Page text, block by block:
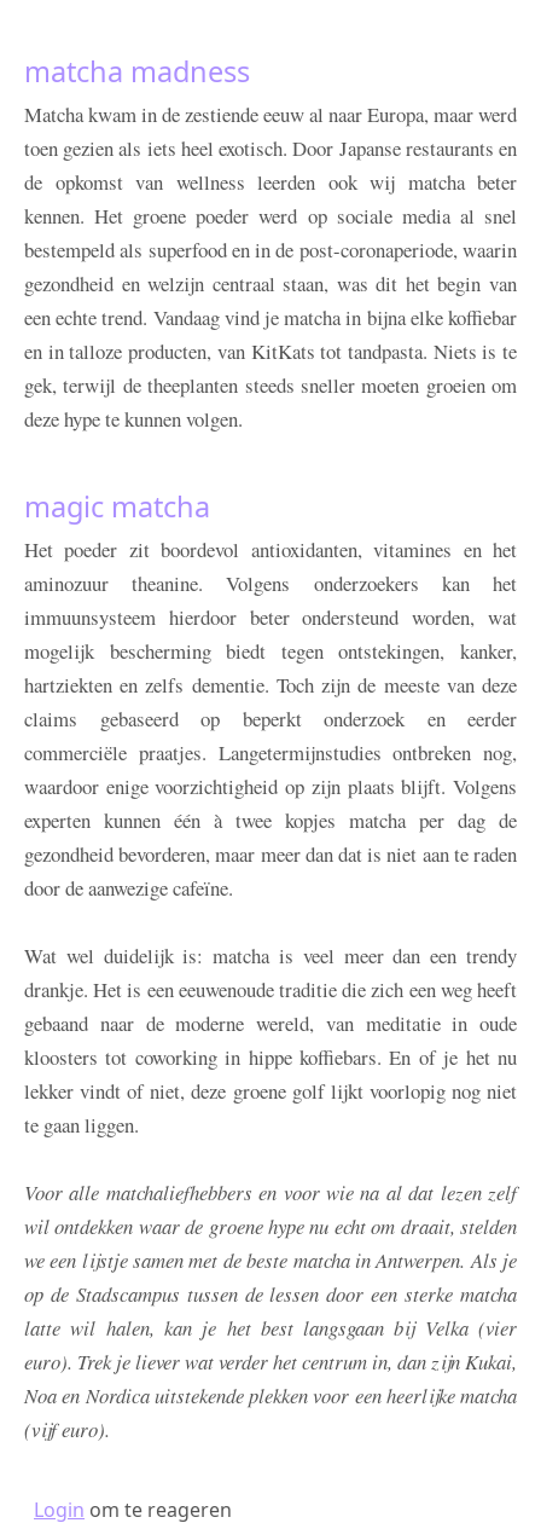
matcha madness
Matcha kwam in de zestiende eeuw al naar Europa, maar werd
toen gezien als iets heel exotisch. Door Japanse restaurants en
de opkomst van wellness leerden ook wij matcha beter
kennen. Het groene poeder werd op sociale media al snel
bestempeld als superfood en in de post-coronaperiode, waarin
gezondheid en welzijn centraal staan, was dit het begin van
een echte trend. Vandaag vind je matcha in bijna elke koffiebar
en in talloze producten, van KitKats tot tandpasta. Niets is te
gek, terwijl de theeplanten steeds sneller moeten groeien om
deze hype te kunnen volgen.
magic matcha
Het poeder zit boordevol antioxidanten, vitamines en het
aminozuur theanine. Volgens onderzoekers kan het
immuunsysteem hierdoor beter ondersteund worden, wat
mogelijk bescherming biedt tegen ontstekingen, kanker,
hartziekten en zelfs dementie. Toch zijn de meeste van deze
claims gebaseerd op beperkt onderzoek en eerder
commerciële praatjes. Langetermijnstudies ontbreken nog,
waardoor enige voorzichtigheid op zijn plaats blijft. Volgens
experten kunnen één à twee kopjes matcha per dag de
gezondheid bevorderen, maar meer dan dat is niet aan te raden
door de aanwezige cafeïne.
Wat wel duidelijk is: matcha is veel meer dan een trendy
drankje. Het is een eeuwenoude traditie die zich een weg heeft
gebaand naar de moderne wereld, van meditatie in oude
kloosters tot coworking in hippe koffiebars. En of je het nu
lekker vindt of niet, deze groene golf lijkt voorlopig nog niet
te gaan liggen.
Voor alle matchaliefhebbers en voor wie na al dat lezen zelf
wil ontdekken waar de groene hype nu echt om draait, stelden
we een lijstje samen met de beste matcha in Antwerpen. Als je
op de Stadscampus tussen de lessen door een sterke matcha
latte wil halen, kan je het best langsgaan bij Velka (vier
euro). Trek je liever wat verder het centrum in, dan zijn Kukai,
Noa en Nordica uitstekende plekken voor een heerlijke matcha
(vijf euro).
Login om te reageren